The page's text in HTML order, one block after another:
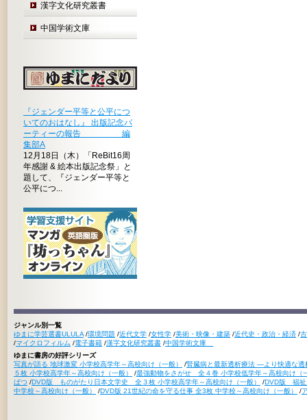
漢字文化研究叢書
中国学術文庫
『ジェンダー平等と公平につ
いてのおはなし』 出版記念パ
ーティーの報告 編
集部A
12月18日（木）「ReBit16周
年感謝 & 絵本出版記念祭」と
題して、『ジェンダー平等と
公平につ...
ジャンル別一覧
ゆまに学芸選書ULULA /環境問題 /近代文学 /女性学 /美術・映像・建築 /近代史・政治・経済 /
/マイクロフィルム /電子書籍 /漢字文化研究叢書 /中国学術文庫
ゆまに書房の好評シリーズ
写真が語る 地球激変 小学校高学年～高校向け（一般）
/腎臓病と最新透析療法 ―より快適な
５枚 小学校高学年～高校向け（一般）
/最強動物をさがせ 全４巻 小学校低学年～高校向け（
ばつ /DVD版 ものがたり日本文学史 全３枚 小学校高学年～高校向け（一般） /DVD版 福祉
中学校～高校向け（一般）
/DVD版 21世紀の命を守る仕事 全3枚 中学校～高校向け（一般） /